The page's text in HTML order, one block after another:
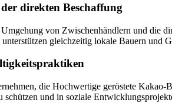
direkten Beschaffung
von Zwischenhändlern und die
unterstützen gleichzeitig lokale Bauern und
die Hochwertige geröstete Kakao-
schützen und in soziale